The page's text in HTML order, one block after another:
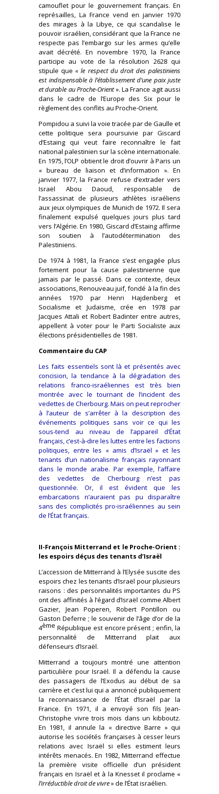
camouflet pour le gouvernement français. En
représailles, La France vend en janvier 1970
des mirages à la Libye, ce qui scandalise le
pouvoir israélien, considérant que la France ne
respecte pas l’embargo sur les armes qu’elle
avait décrété. En novembre 1970, la France
participe au vote de la résolution 2628 qui
stipule que« le respect du droit des palestiniens
est indispensable à l’établissement d’une paix juste
et durable au Proche-Orient». La France agit aussi
dans le cadre de l’Europe des Six pour le
règlement des conflits au Proche-Orient.
Pompidou a suivi la voie tracée par de Gaulle et
cette politique sera poursuivie par Giscard
d’Estaing qui veut faire reconnaître le fait
national palestinien sur la scène internationale.
En 1975, l’OLP obtient le droit d’ouvrir à Paris un
« bureau de liaison et d’information ». En
janvier 1977, la France refuse d’extrader vers
Israël Abou Daoud, responsable de
l’assassinat de plusieurs athlètes israéliens
aux jeux olympiques de Munich de 1972. Il sera
finalement expulsé quelques jours plus tard
vers l’Algérie. En 1980, Giscard d’Estaing affirme
son soutien à l’autodétermination des
Palestiniens.
De 1974 à 1981, la France s’est engagée plus
fortement pour la cause palestinienne que
jamais par le passé. Dans ce contexte, deux
associations, Renouveau juif, fondé à la fin des
années 1970 par Henri Hajdenberg et
Socialisme et Judaïsme, crée en 1978 par
Jacques Attali et Robert Badinter entre autres,
appellent à voter pour le Parti Socialiste aux
élections présidentielles de 1981.
Commentaire du CAP
Les faits essentiels sont là et présentés avec
concision, la tendance à la dégradation des
relations franco-israéliennes est très bien
montrée avec le tournant de l’incident des
vedettes de Cherbourg. Mais on peut reprocher
à l’auteur de s’arrêter à la description des
événements politiques sans voir ce qui les
sous-tend au niveau de l’appareil d’État
français, c’est-à-dire les luttes entre les factions
politiques, entre les « amis d’Israël » et les
tenants d’un nationalisme français rayonnant
dans le monde arabe. Par exemple, l’affaire
des vedettes de Cherbourg n’est pas
questionnée. Or, il est évident que les
embarcations n’auraient pas pu disparaître
sans des complicités pro-israéliennes au sein
de l’État français.
II-François Mitterrand et le Proche-Orient :
les espoirs déçus des tenants d’Israël
L’accession de Mitterrand à l’Elysée suscite des
espoirs chez les tenants d’Israël pour plusieurs
raisons : des personnalités importantes du PS
ont des affinités à l’égard d’Israël comme Albert
Gazier, Jean Poperen, Robert Pontillon ou
Gaston Deferre ; le souvenir de l’âge d’or de la
4ème République est encore présent ; enfin, la
personnalité de Mitterrand plait aux
défenseurs d’Israël.
Mitterrand a toujours montré une attention
particulière pour Israël. Il a défendu la cause
des passagers de l’Exodus au début de sa
carrière et c’est lui qui a annoncé publiquement
la reconnaissance de l’État d’Israël par la
France. En 1971, il a envoyé son fils Jean-
Christophe vivre trois mois dans un kibboutz.
En 1981, il annule la « directive Barre » qui
autorise les sociétés françaises à cesser leurs
relations avec Israël si elles estiment leurs
intérêts menacés. En 1982, Mitterrand effectue
la première visite officielle d’un président
français en Israël et à la Knesset il proclame «
l’irréductible droit de vivre» de l’État israélien.